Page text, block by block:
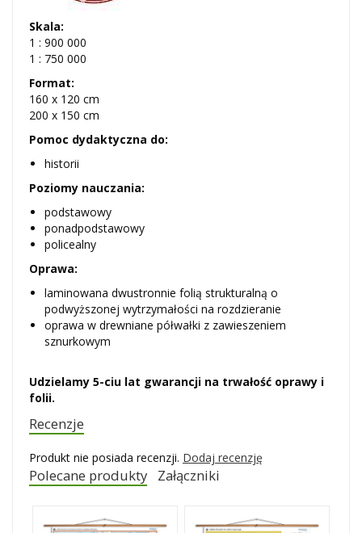
Skala:
1 : 900 000
1 : 750 000
Format:
160 x 120 cm
200 x 150 cm
Pomoc dydaktyczna do:
historii
Poziomy nauczania:
podstawowy
ponadpodstawowy
policealny
Oprawa:
laminowana dwustronnie folią strukturalną o
podwyższonej wytrzymałości na rozdzieranie
oprawa w drewniane półwałki z zawieszeniem
sznurkowym
Udzielamy 5-ciu lat gwarancji na trwałość oprawy i
folii.
Recenzje
Produkt nie posiada recenzji. Dodaj recenzję
Polecane produkty Załączniki